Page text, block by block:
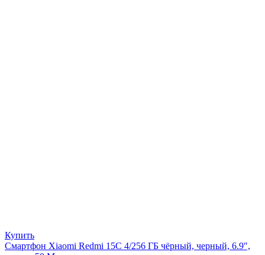
Купить
Смартфон Xiaomi Redmi 15C 4/256 ГБ чёрный, черный, 6.9″,